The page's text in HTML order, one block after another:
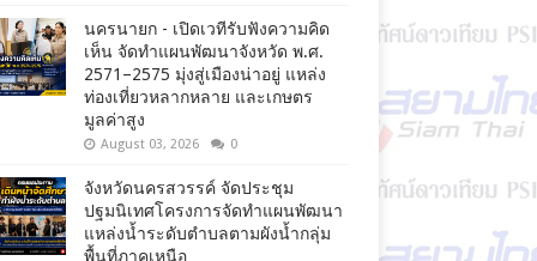
นครนายก - เปิดเวทีรับฟังความคิด
เห็น จัดทำแผนพัฒนาจังหวัด พ.ศ.
2571–2575 มุ่งสู่เมืองน่าอยู่ แหล่ง
ท่องเที่ยวหลากหลาย และเกษตร
มูลค่าสูง
August 03, 2026 0
จังหวัดนครสวรรค์ จัดประชุม
ปฐมนิเทศโครงการจัดทำแผนพัฒนา
แหล่งน้ำระดับตำบลตามผังน้ำกลุ่ม
พื้นที่ภาคเหนือ